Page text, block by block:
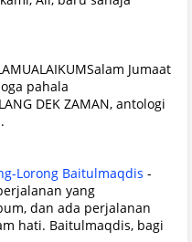
Jumaat
pahala
DEK ZAMAN, antologi
Lorong Baitulmaqdis -
yang
dan ada perjalanan
hati. Baitulmaqdis, bagi